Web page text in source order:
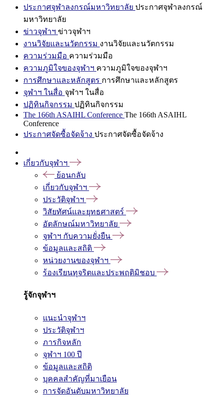
ประกาศจุฬาลงกรณ์มหาวิทยาลัย ประกาศจุฬาลงกรณ์
มหาวิทยาลัย
ข่าวจุฬาฯ ข่าวจุฬาฯ
งานวิจัยและนวัตกรรม งานวิจัยและนวัตกรรม
ความร่วมมือ ความร่วมมือ
ความภูมิใจของจุฬาฯ ความภูมิใจของจุฬาฯ
การศึกษาและหลักสูตร การศึกษาและหลักสูตร
จุฬาฯ ในสื่อ จุฬาฯ ในสื่อ
ปฏิทินกิจกรรม ปฏิทินกิจกรรม
The 166th ASAIHL Conference The 166th ASAIHL
Conference
ประกาศจัดซื้อจัดจ้าง ประกาศจัดซื้อจัดจ้าง
เกี่ยวกับจุฬาฯ
ย้อนกลับ
เกี่ยวกับจุฬาฯ
ประวัติจุฬาฯ
วิสัยทัศน์และยุทธศาสตร์
อัตลักษณ์มหาวิทยาลัย
จุฬาฯ กับความยั่งยืน
ข้อมูลและสถิติ
หน่วยงานของจุฬาฯ
ร้องเรียนทุจริตและประพฤติมิชอบ
รู้จักจุฬาฯ
แนะนำจุฬาฯ
ประวัติจุฬาฯ
ภารกิจหลัก
จุฬาฯ 100 ปี
ข้อมูลและสถิติ
บุคคลสำคัญที่มาเยือน
การจัดอันดับมหาวิทยาลัย